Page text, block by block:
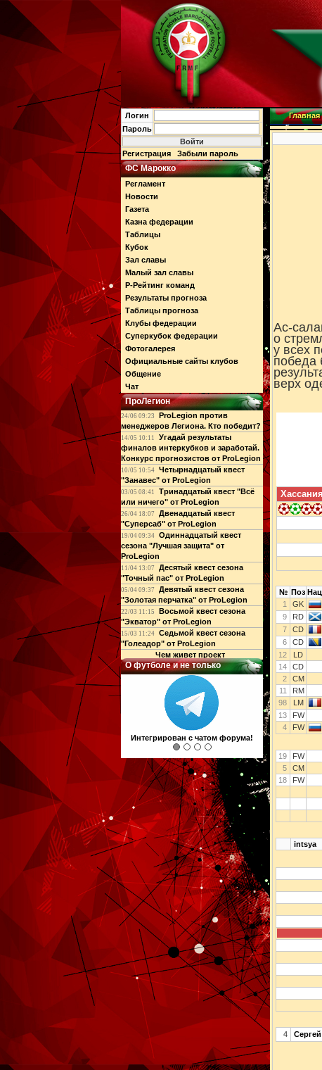
Логин
Пароль
Регистрация Забыли пароль
ФС Марокко
Регламент
Новости
Газета
Казна федерации
Таблицы
Кубок
Зал славы
Малый зал славы
Р-Рейтинг команд
Результаты прогноза
Таблицы прогноза
Клубы федерации
Суперкубок федерации
Фотогалерея
Официальные сайты клубов
Общение
Чат
ПроЛегион
24/06 09:23
ProLegion против
менеджеров Легиона. Кто победит?
14/05 10:11
Угадай результаты
финалов интеркубков и заработай.
Конкурс прогнозистов от ProLegion
10/05 10:54 Четырнадцатый квест
"Занавес" от ProLegion
03/05 08:41
Тринадцатый квест "Всё
или ничего" от ProLegion
26/04 18:07
Двенадцатый квест
"Суперсаб" от ProLegion
19/04 09:34 Одиннадцатый квест
сезона "Лучшая защита" от
ProLegion
11/04 13:07
Десятый квест сезона
"Точный пас" от ProLegion
05/04 09:37
Девятый квест сезона
"Золотая перчатка" от ProLegion
22/03 11:15
Восьмой квест сезона
"Экватор" от ProLegion
15/03 11:24 Седьмой квест сезона
"Голеадор" от ProLegion
Чем живет проект
О футболе и не только
Интегрирован с чатом форума!
Главная
Ас-
о
у всех
победа
верх
Хассания
№ Поз Нац
1
GK
9
RD
7
CD
6
CD
12
LD
14
CD
2
CM
11
RM
98
LM
13
FW
4
FW
19 FW
5
CM
18
FW
intsya
4